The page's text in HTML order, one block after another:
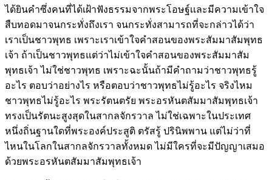
ได้ยินคำซึ่งคนที่ได้เฝ้าฟังธรรมจากพระโอษฐ์เเละมีความเข้าใจ
สืบทอดมาจนกระทั่งถึงเรา จนกระทั่งสามารถที่จะกล่าวได้ว่า
เราเป็นชาวพุทธ เพราะเราเข้าใจคำสอนของพระสัมมาสัมพุทธ
เจ้า ถ้าเป็นชาวพุทธแต่ว่าไม่เข้าใจคำสอนของพระสัมมาสัม
พุทธเจ้า ไม่ใช่ชาวพุทธ เพราะฉะนั้นถ้ามีคำถามว่าชาวพุทธรู้
อะไร ตอบว่าอย่างไร หรือตอบว่าชาวพุทธไม่รู้อะไร จริงไหม
ชาวพุทธไม่รู้อะไร พระรัตนตรัย พระอรหันตสัมมาสัมพุทธเจ้า
ทรงเป็นรัตนะสูงสุดในสากลจักรวาล ไม่ใช่เฉพาะในประเทศ
หนึ่งถิ่นฐานใดที่พระองค์ประสูติ ตรัสรู้ ปรินิพพาน แต่ไม่ว่าที่
ไหนในโลกในสากลจักรวาลทั้งหมด ไม่มีใครที่จะมีปัญญาเสมอ
ด้วยพระอรหันตสัมมาสัมพุทธเจ้า